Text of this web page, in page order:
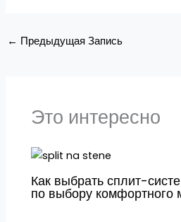
← Предыдущая Запись
Это интересно
Как выбрать сплит-
по выбору комфортного